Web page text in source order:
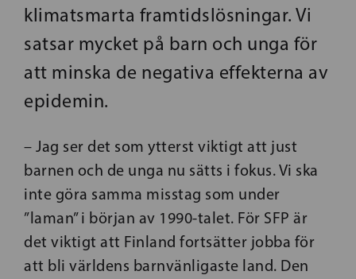
klimatsmarta framtidslösningar. Vi
satsar mycket på barn och unga för
att minska de negativa effekterna av
epidemin.
– Jag ser det som ytterst viktigt att just
barnen och de unga nu sätts i fokus. Vi ska
inte göra samma misstag som under
”laman” i början av 1990-talet. För SFP är
det viktigt att Finland fortsätter jobba för
att bli världens barnvänligaste land. Den